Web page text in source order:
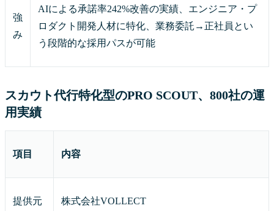
強
み
AIによる承諾率242%改善の実績、エンジニア・プ
ロダクト開発人材に特化、業務委託→正社員とい
う段階的な採用パスが可能
スカウト代行特化型のPRO SCOUT、800社の運
用実績
項目 内容
提供元 株式会社VOLLECT